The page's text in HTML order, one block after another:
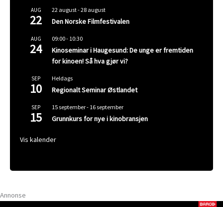
AUG
22
22 august-28 august
Den Norske Filmfestivalen
AUG
24
09:00- 10:30
Kinoseminar i Haugesund: De unge er fremtiden
for kinoen! Så hva gjør vi?
SEP
10
Heldags
Regionalt Seminar Østlandet
SEP
15
15 september- 16 september
Grunnkurs for nye i kinobransjen
Vis kalender
Annonse